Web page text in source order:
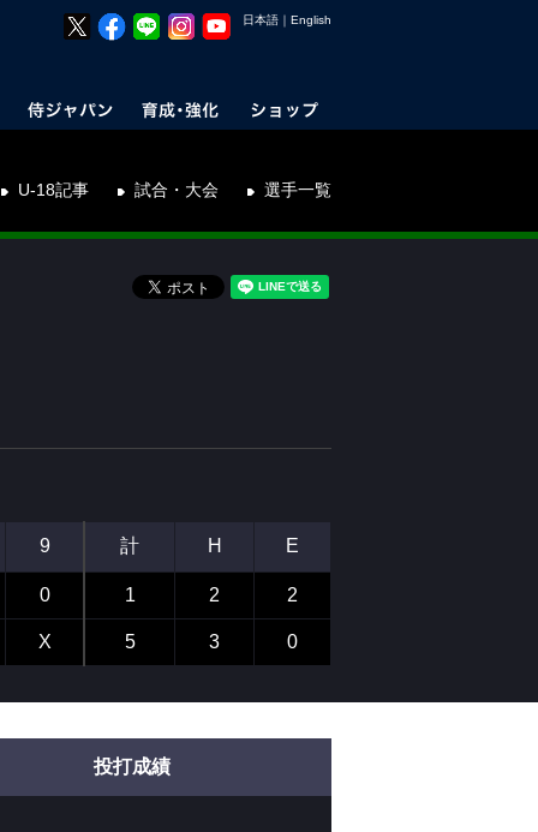
日本語 ｜ English
U-18記事 試合・大会 選手一覧
9 計 H E
0 1 2 2
X 5 3 0
投打成績